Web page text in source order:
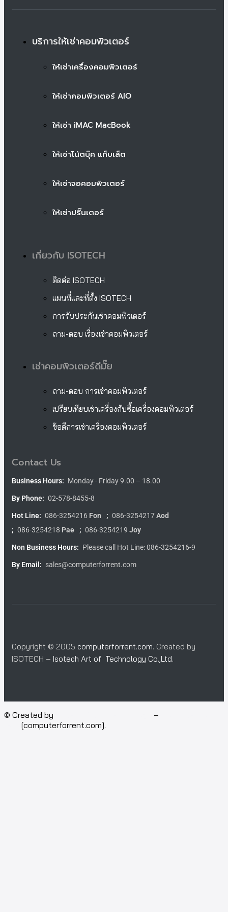
บริการให้เช่าคอมพิวเตอร์
ให้เช่าเครื่องคอมพิวเตอร์
ให้เช่าคอมพิวเตอร์ AIO
ให้เช่า iMAC MacBook
ให้เช่าโน้ตบุ๊ค แท็บเล็ต
ให้เช่าจอคอมพิวเตอร์
ให้เช่าปริ๊นเตอร์
เกี่ยวกับ ISOTECH
ติดต่อ ISOTECH
แผนที่และที่ตั้ง ISOTECH
การรับประกันเช่าคอมพิวเตอร์
ถาม-ตอบ เรื่องเช่าคอมพิวเตอร์
เช่าคอมพิวเตอร์ดีมั๊ย
ถาม-ตอบ การเช่าคอมพิวเตอร์
เปรียบเทียบเช่าเครื่องกับซื้อเครื่องคอมพิวเตอร์
ข้อดีการเช่าเครื่องคอมพิวเตอร์
Contact Us
Business Hours: Monday - Friday 9.00 – 18.00
By Phone: 02-578-8455-8
Hot Line: 086-3254216 Fon ; 086-3254217Aod
; 086-3254218 Pae ; 086-3254219 Joy
Non Business Hours: Please call Hot Line: 086-3254216-9
By Email: sales@computerforrent.com
Copyright © 2005 computerforrent.com. Created by
ISOTECH – Isotech Art of Technology Co.,Ltd.
© Created by –
[computerforrent.com].